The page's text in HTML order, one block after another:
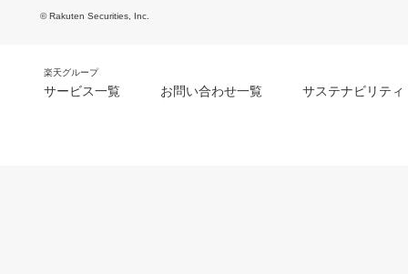
© Rakuten Securities, Inc.
楽天グループ
サービス一覧 お問い合わせ一覧 サステナビリティ